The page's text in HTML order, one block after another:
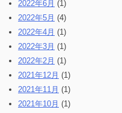
2022年6月 (1)
2022年5月 (4)
2022年4月 (1)
2022年3月 (1)
2022年2月 (1)
2021年12月 (1)
2021年11月 (1)
2021年10月 (1)